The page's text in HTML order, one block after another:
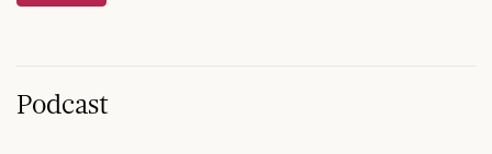
Podcast